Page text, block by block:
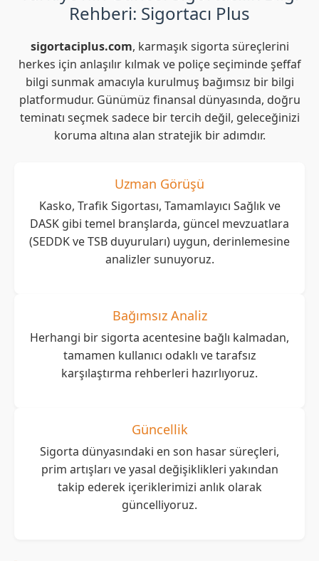
Rehberi: Sigortacı Plus
sigortaciplus.com, karmaşık sigorta süreçlerini
herkes için anlaşılır kılmak ve poliçe seçiminde şeffaf
bilgi sunmak amacıyla kurulmuş bağımsız bir bilgi
platformudur. Günümüz finansal dünyasında, doğru
teminatı seçmek sadece bir tercih değil, geleceğinizi
koruma altına alan stratejik bir adımdır.
Uzman Görüşü
Kasko, Trafik Sigortası, Tamamlayıcı Sağlık ve
DASK gibi temel branşlarda, güncel mevzuatlara
(SEDDK ve TSB duyuruları) uygun, derinlemesine
analizler sunuyoruz.
Bağımsız Analiz
Herhangi bir sigorta acentesine bağlı kalmadan,
tamamen kullanıcı odaklı ve tarafsız
karşılaştırma rehberleri hazırlıyoruz.
Güncellik
Sigorta dünyasındaki en son hasar süreçleri,
prim artışları ve yasal değişiklikleri yakından
takip ederek içeriklerimizi anlık olarak
güncelliyoruz.